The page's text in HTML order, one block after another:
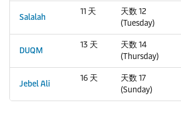
Salalah
11 天
天数 12
(Tuesday)
DUQM
13 天
天数 14
(Thursday)
Jebel Ali
16 天
天数 17
(Sunday)